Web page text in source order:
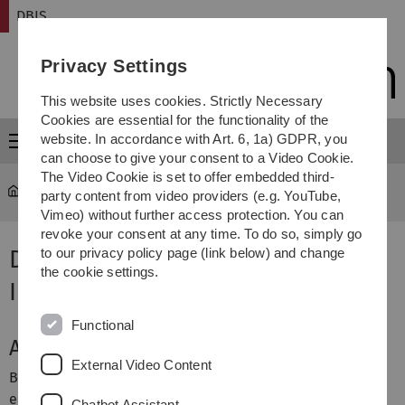
Skip
Skip
Skip
Skip
DBIS
Menu
DBIS Teaching
Datenbanken und
Informationsanalytik
Anmeldung zum Moodle-Kurs
Bei Teilnahme an der Vorlesung bitte in den
einschreiben.
Privacy Settings
This website uses cookies. Strictly Necessary
Cookies are essential for the functionality of the
website. In accordance with Art. 6, 1a) GDPR, you
can choose to give your consent to a Video Cookie.
The Video Cookie is set to offer embedded third-
party content from video providers (e.g. YouTube,
Vimeo) without further access protection. You can
revoke your consent at any time. To do so, simply go
to our privacy policy page (link below) and change
the cookie settings.
Functional
External Video Content